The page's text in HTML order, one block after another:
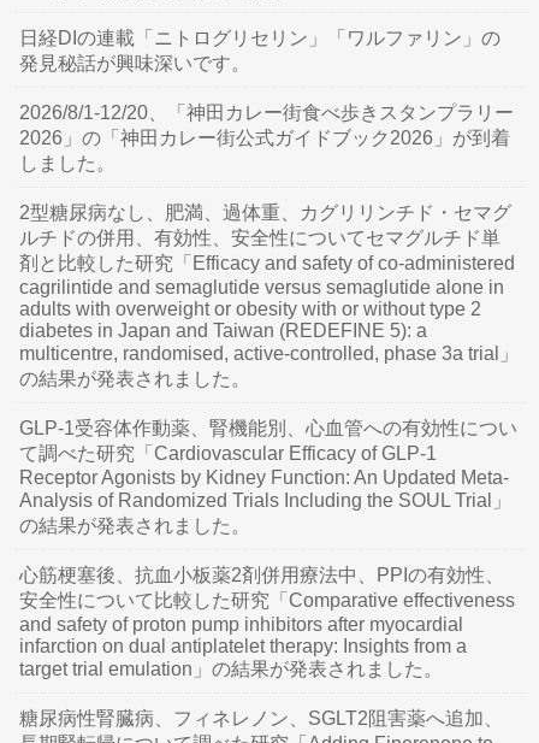
日経DIの連載「ニトログリセリン」「ワルファリン」の
発見秘話が興味深いです。
2026/8/1-12/20、「神田カレー街食べ歩きスタンプラリー
2026」の「神田カレー街公式ガイドブック2026」が到着
しました。
2型糖尿病なし、肥満、過体重、カグリリンチド・セマグ
ルチドの併用、有効性、安全性についてセマグルチド単
剤と比較した研究「Efficacy and safety of co-administered
cagrilintide and semaglutide versus semaglutide alone in
adults with overweight or obesity with or without type 2
diabetes in Japan and Taiwan (REDEFINE 5): a
multicentre, randomised, active-controlled, phase 3a trial」
の結果が発表されました。
GLP-1受容体作動薬、腎機能別、心血管への有効性につい
て調べた研究「Cardiovascular Efficacy of GLP-1
Receptor Agonists by Kidney Function: An Updated Meta-
Analysis of Randomized Trials Including the SOUL Trial」
の結果が発表されました。
心筋梗塞後、抗血小板薬2剤併用療法中、PPIの有効性、
安全性について比較した研究「Comparative effectiveness
and safety of proton pump inhibitors after myocardial
infarction on dual antiplatelet therapy: Insights from a
target trial emulation」の結果が発表されました。
糖尿病性腎臓病、フィネレノン、SGLT2阻害薬へ追加、